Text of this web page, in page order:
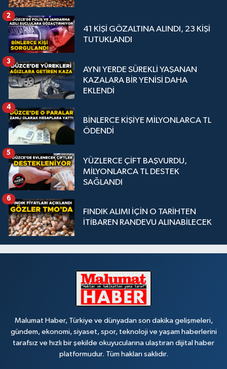
41 KİŞİ GÖZALTINA ALINDI, 23 KİŞİ
TUTUKLANDI
2
AYNI YERDE SÜREKLİ YAŞANAN
KAZALARA BİR YENİSİ DAHA
EKLENDİ
3
BİNLERCE KİŞİYE MİLYONLARCA TL
ÖDENDİ
4
YÜZLERCE ÇİFT BAŞVURDU,
MİLYONLARCA TL DESTEK
SAĞLANDI
5
FINDIK ALIMI İÇİN O TARİHTEN
İTİBAREN RANDEVU ALINABİLECEK
6
Malumat Haber, Türkiye ve dünyadan son dakika gelişmeleri,
gündem, ekonomi, siyaset, spor, teknoloji ve yaşam haberlerini
tarafsız ve hızlı bir şekilde okuyucularına ulaştıran dijital haber
platformudur. Tüm hakları saklıdır.